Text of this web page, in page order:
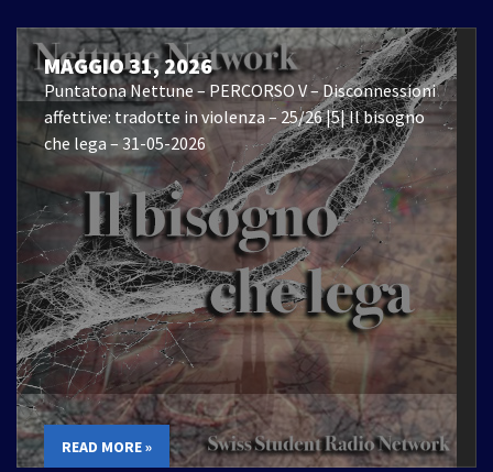
MAGGIO 31, 2026
Puntatona Nettune – PERCORSO V – Disconnessioni
affettive: tradotte in violenza – 25/26 |5| Il bisogno
che lega – 31-05-2026
READ MORE »